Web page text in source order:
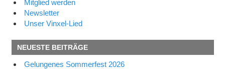
Mitglied werden
Newsletter
Unser Vinxel-Lied
NEUESTE BEITRÄGE
Gelungenes Sommerfest 2026